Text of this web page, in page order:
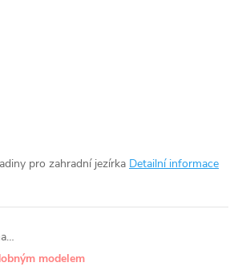
pro zahradní jezírka Detailní informace
modelem